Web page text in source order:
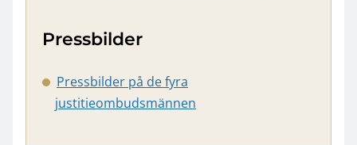
Pressbilder
Pressbilder på de fyra
justitieombudsmännen